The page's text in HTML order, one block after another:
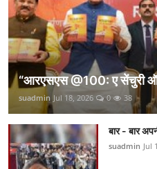
“आरएसएस @100: ए सेंचुरी
suadmin Jul 18, 2026 0 38
बार - बार
suadmin Jul